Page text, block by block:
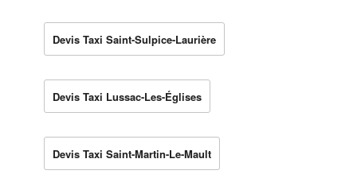
Devis Taxi Saint-Sulpice-Laurière
Devis Taxi Lussac-Les-Églises
Devis Taxi Saint-Martin-Le-Mault